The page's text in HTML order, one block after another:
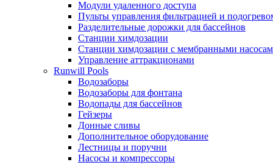
Модули удаленного доступа
Пульты управления фильтрацией и
Разделительные дорожки для бассейнов
Станции химдозации
Станции химдозации с мембранными
Управление аттракционами
Runwill Pools
Водозаборы
Водозаборы для фонтана
Водопады для бассейнов
Гейзеры
Донные сливы
Дополнительное оборудование
Лестницы и поручни
Насосы и компрессоры